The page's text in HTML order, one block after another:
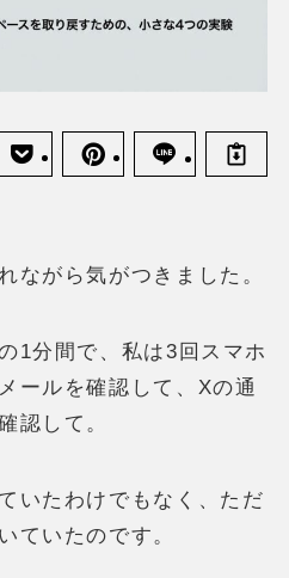
ながら気がつきました。
1分間で、私は3回スマホ
ールを確認して、Xの通
認して。
いたわけでもなく、ただ
ていたのです。